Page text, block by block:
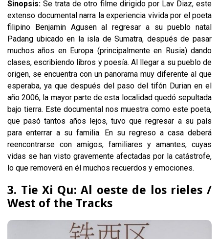
Sinopsis: Se trata de otro filme dirigido por Lav Diaz, este
extenso documental narra la experiencia vivida por el poeta
filipino Benjamin Agusen al regresar a su pueblo natal
Padang ubicado en la isla de Sumatra, después de pasar
muchos años en Europa (principalmente en Rusia) dando
clases, escribiendo libros y poesía. Al llegar a su pueblo de
origen, se encuentra con un panorama muy diferente al que
esperaba, ya que después del paso del tifón Durian en el
año 2006, la mayor parte de esta localidad quedó sepultada
bajo tierra. Este documental nos muestra como este poeta,
que pasó tantos años lejos, tuvo que regresar a su país
para enterrar a su familia. En su regreso a casa deberá
reencontrarse con amigos, familiares y amantes, cuyas
vidas se han visto gravemente afectadas por la catástrofe,
lo que removerá en él muchos recuerdos y emociones.
3. Tie Xi Qu: Al oeste de los rieles /
West of the Tracks